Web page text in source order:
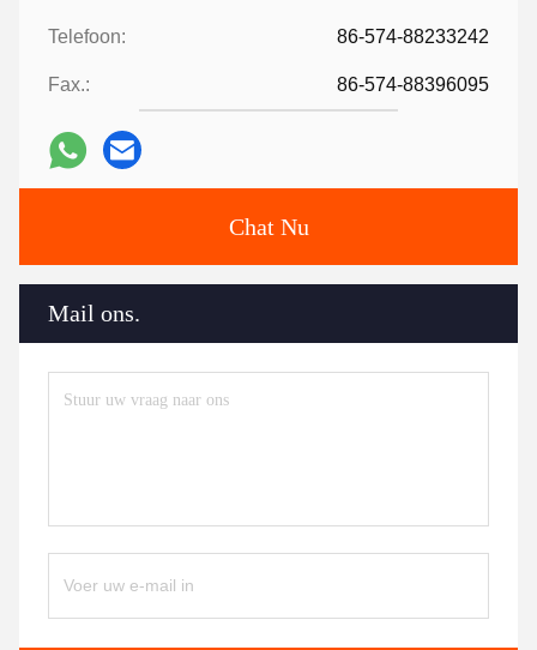
Telefoon: 86-574-88233242
Fax.: 86-574-88396095
Chat Nu
Mail ons.